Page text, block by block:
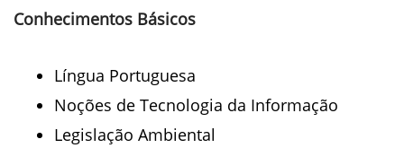
Conhecimentos Básicos
Língua Portuguesa
Noções de Tecnologia da Informação
Legislação Ambiental